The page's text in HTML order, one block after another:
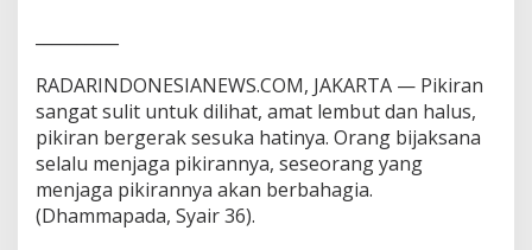
RADARINDONESIANEWS.COM, JAKARTA — Pikiran
sangat sulit untuk dilihat, amat lembut dan halus,
pikiran bergerak sesuka hatinya. Orang bijaksana
selalu menjaga pikirannya, seseorang yang
menjaga pikirannya akan berbahagia.
(Dhammapada, Syair 36).